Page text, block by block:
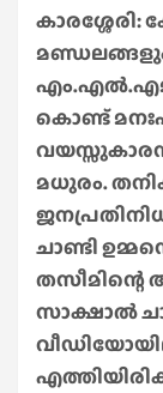
കാരശ്ശേരി:
കൊണ്ട്
വയസ്സുകാരൻ
മധുരം.
ചാണ്ടി
സാക്ഷാൽ